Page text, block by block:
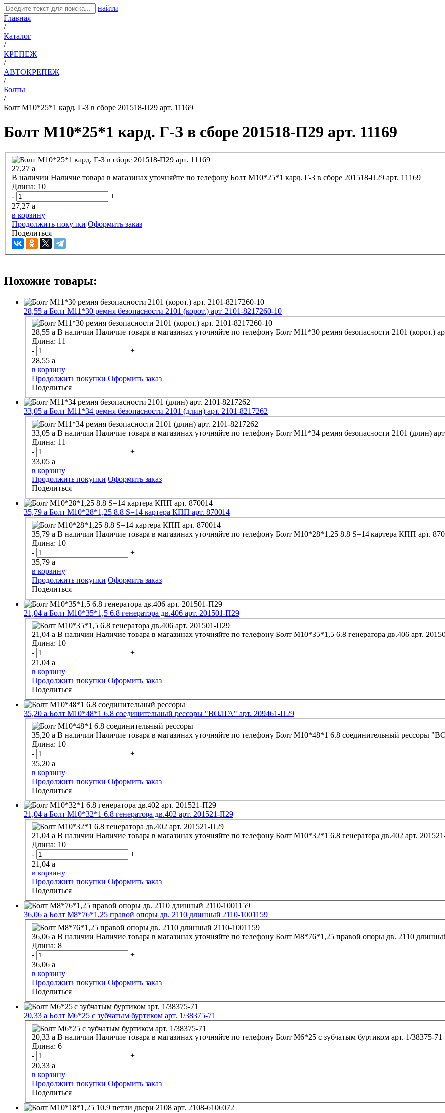
найти
Главная
/
Каталог
/
КРЕПЕЖ
/
АВТОКРЕПЕЖ
/
Болты
/
Болт М10*25*1 кард. Г-З в сборе 201518-П29 арт. 11169
Болт М10*25*1 кард. Г-З в сборе 201518-П29 арт. 11169
27,27 a
В наличии Наличие товара в магазинах уточняйте по телефону
Болт М10*25*1 кард. Г-З в сборе 201518-П29 арт. 11169
Длина: 10
-
+
27,27 a
в корзину
Продолжить покупки Оформить заказ
Поделиться
Похожие товары:
28,55 a Болт М11*30 ремня безопасности 2101 (корот.) арт. 2101-8217260-10
28,55 a В наличии Наличие товара в магазинах уточняйте по телефону
Болт
Длина: 11
-
+
28,55 a
в корзину
Продолжить покупки Оформить заказ
Поделиться
33,05 a Болт М11*34 ремня безопасности 2101 (длин) арт. 2101-8217262
33,05 a В наличии Наличие товара в магазинах уточняйте по телефону
Болт
Длина: 11
-
+
33,05 a
в корзину
Продолжить покупки Оформить заказ
Поделиться
35,79 a Болт М10*28*1,25 8.8 S=14 картера КПП арт. 870014
35,79 a В наличии Наличие товара в магазинах уточняйте по телефону
Болт М10*28*1,25 8.8 S=14
Длина: 10
-
+
35,79 a
в корзину
Продолжить покупки Оформить заказ
Поделиться
21,04 a Болт М10*35*1,5 6.8 генератора дв.406 арт. 201501-П29
21,04 a В наличии Наличие товара в магазинах уточняйте по телефону
Болт М10*35*1,5 6.8 генератора
Длина: 10
-
+
21,04 a
в корзину
Продолжить покупки Оформить заказ
Поделиться
35,20 a Болт М10*48*1 6.8 соединительный рессоры "ВОЛГА" арт. 209461-П29
35,20 a В наличии Наличие товара в магазинах уточняйте по телефону
Длина: 10
-
+
35,20 a
в корзину
Продолжить покупки Оформить заказ
Поделиться
21,04 a Болт М10*32*1 6.8 генератора дв.402 арт. 201521-П29
21,04 a В наличии Наличие товара в магазинах уточняйте по телефону
Болт М10*32*1 6.8 генератора дв.402
Длина: 10
-
+
21,04 a
в корзину
Продолжить покупки Оформить заказ
Поделиться
36,06 a Болт М8*76*1,25 правой опоры дв. 2110 длинный 2110-1001159
36,06 a В наличии Наличие товара в магазинах уточняйте по телефону Болт М8*76*1,25 правой опоры дв. 2110
Длина: 8
-
+
36,06 a
в корзину
Продолжить покупки Оформить заказ
Поделиться
20,33 a Болт М6*25 с зубчатым буртиком арт. 1/38375-71
20,33 a В наличии Наличие товара в магазинах уточняйте по телефону
Болт М6*25 с зубчатым буртиком арт. 1/38375-71
Длина: 6
-
+
20,33 a
в корзину
Продолжить покупки Оформить заказ
Поделиться